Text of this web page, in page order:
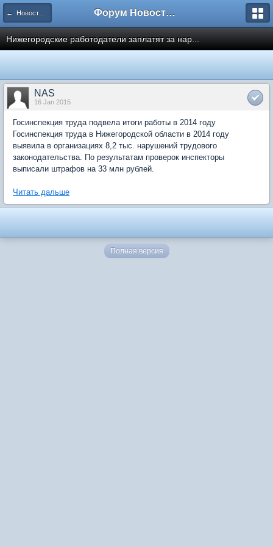
← Новости рынка недвижимости Форум Новостройки
Нижегородские работодатели заплатят за нар...
NAS
16 Jan 2015
Госинспекция труда подвела итоги работы в 2014 году
Госинспекция труда в Нижегородской области в 2014 году
выявила в организациях 8,2 тыс. нарушений трудового
законодательства. По результатам проверок инспекторы
выписали штрафов на 33 млн рублей.
Читать дальше
Полная версия